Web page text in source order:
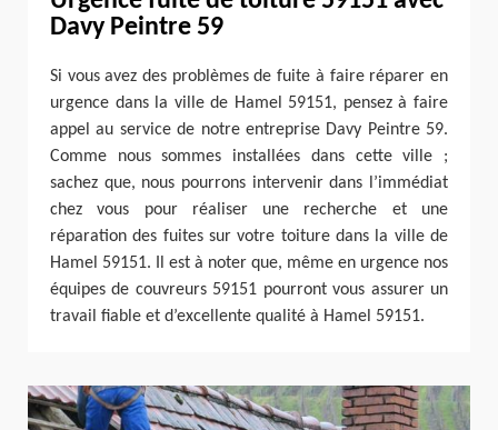
Davy Peintre 59
Si vous avez des problèmes de fuite à faire réparer en
urgence dans la ville de Hamel 59151, pensez à faire
appel au service de notre entreprise Davy Peintre 59.
Comme nous sommes installées dans cette ville ;
sachez que, nous pourrons intervenir dans l’immédiat
chez vous pour réaliser une recherche et une
réparation des fuites sur votre toiture dans la ville de
Hamel 59151. Il est à noter que, même en urgence nos
équipes de couvreurs 59151 pourront vous assurer un
travail fiable et d’excellente qualité à Hamel 59151.